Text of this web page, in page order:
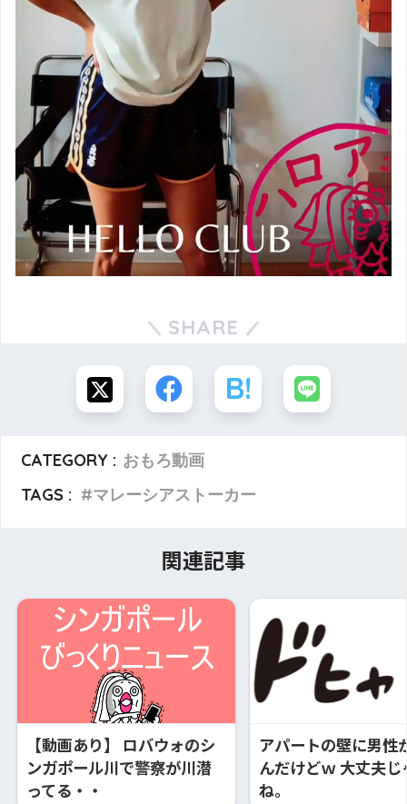
SHARE
CATEGORY : おもろ動画
TAGS :
マレーシアストーカー
関連記事
【動画あり】 ロバウォのシ
ンガポール川で警察が川潜
ってる・・
アパートの壁に男性
んだけどｗ 大丈夫じ
ね。